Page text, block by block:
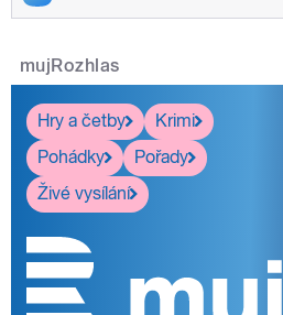
mujRozhlas
Hry a četby
Krimi
Pohádky
Pořady
Živé vysílání